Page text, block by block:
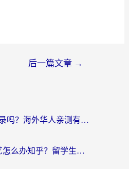
后一篇文章 →
12123在国外能登录吗？海外华人亲测有效的回国加速器选择指南
海外看不了爱奇艺怎么办知乎？留学生亲测有效的回国加速方案